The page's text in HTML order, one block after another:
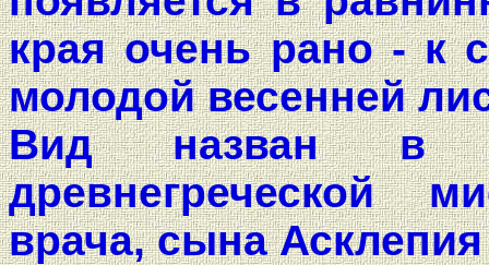
края очень рано - к
молодой весенней
Вид назван в
древнегреческой
врача, сына